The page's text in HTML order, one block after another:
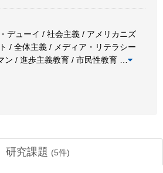
デューイ / 社会主義 / アメリカニズ
/ 全体主義 / メディア・リテラシー
ン / 進歩主義教育 / 市民性教育
研究課題 (5件)